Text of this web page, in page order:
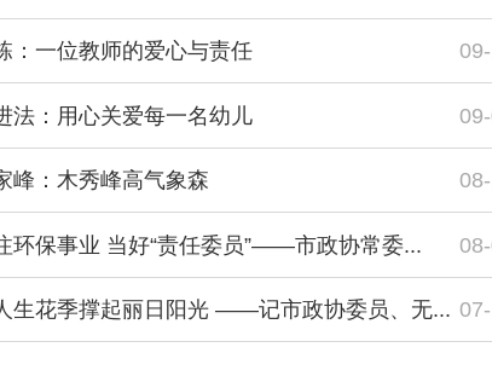
：一位教师的爱心与责任
法：用心关爱每一名幼儿
峰：木秀峰高气象森
环保事业 当好“责任委员”——市政协常委...
生花季撑起丽日阳光 ——记市政协委员、无...